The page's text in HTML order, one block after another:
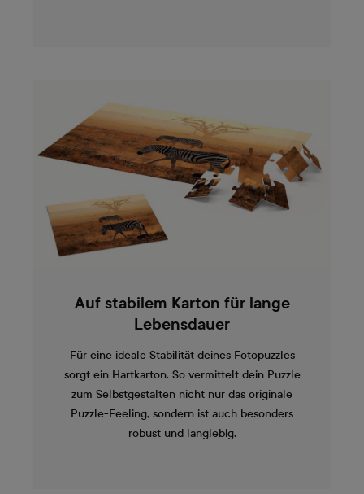
Auf stabilem Karton für lange
Lebensdauer
Für eine ideale Stabilität deines Fotopuzzles
sorgt ein Hartkarton. So vermittelt dein Puzzle
zum Selbstgestalten nicht nur das originale
Puzzle-Feeling, sondern ist auch besonders
robust und langlebig.